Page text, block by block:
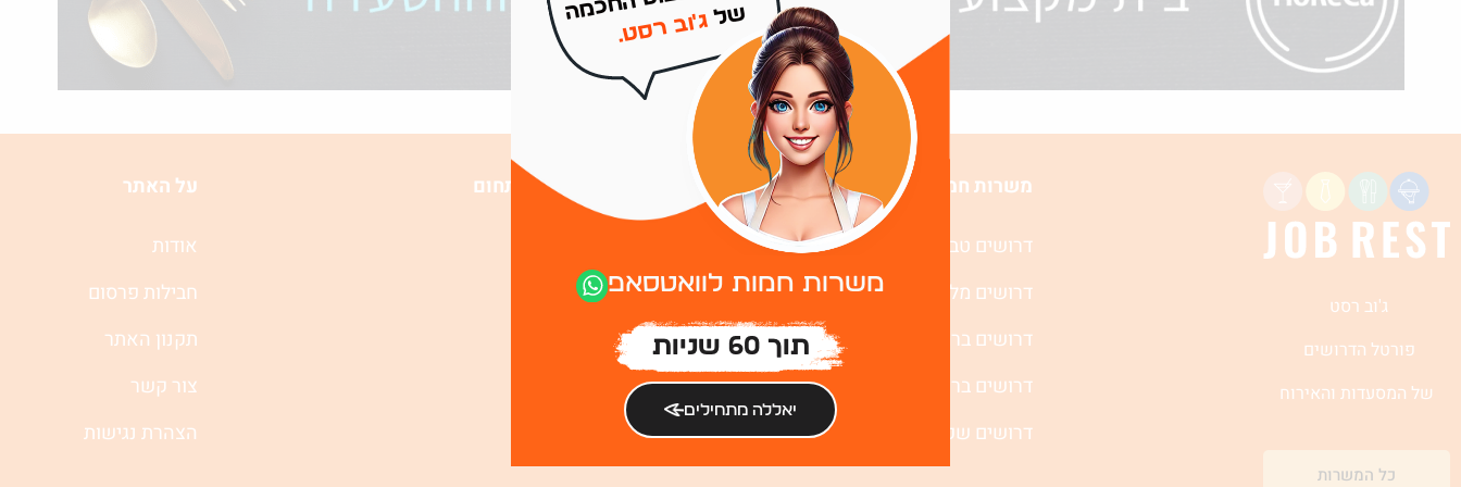
ג'וב רסט
פורטל הדרושים
של המסעדות והאירוח
כל המשרות
משרות חמות
דרושים טבחים
דרושים מלצרים
דרושים ברמנים
דרושים בריסטות
דרושים שפים
משרות לפי תחום
שירות
כללי וניקיון
על האתר
אודות
חבילות פרסום
תקנון האתר
צור קשר
הצהרת נגישות
שלג'וב רסט.
משרות חמות לוואטסאפ
תוך 60 שניות
יאללה מתחילים